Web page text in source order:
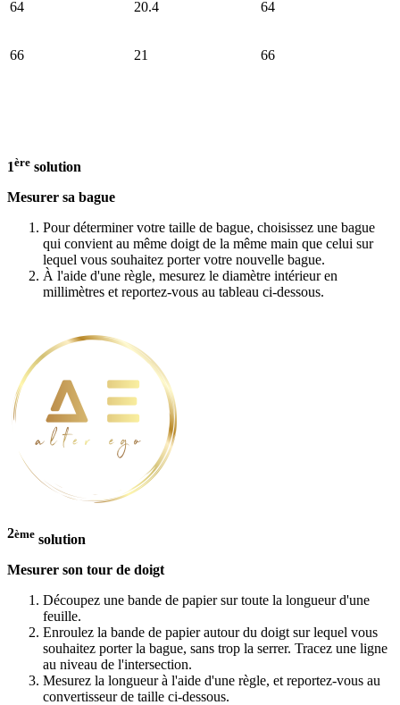
64 20.4 64
66 21 66
1ère solution
Mesurer sa bague
Pour déterminer votre taille de bague, choisissez une bague
qui convient au même doigt de la même main que celui sur
lequel vous souhaitez porter votre nouvelle bague.
À l'aide d'une règle, mesurez le diamètre intérieur en
millimètres et reportez-vous au tableau ci-dessous.
2ème solution
Mesurer son tour de doigt
Découpez une bande de papier sur toute la longueur d'une
feuille.
Enroulez la bande de papier autour du doigt sur lequel vous
souhaitez porter la bague, sans trop la serrer. Tracez une ligne
au niveau de l'intersection.
Mesurez la longueur à l'aide d'une règle, et reportez-vous au
convertisseur de taille ci-dessous.